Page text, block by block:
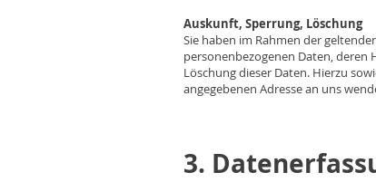
Auskunft, Sperrung, Löschung
Sie haben im Rahmen der
personenbezogenen Daten, deren
Löschung dieser Daten. Hierzu
angegebenen Adresse an uns
3.